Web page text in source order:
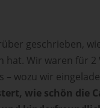
geschrieben,
hat. Wir waren für
– wozu wir
wie schön die